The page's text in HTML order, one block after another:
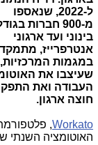
ל-2022, שנאספו
מ-900 חברות
בינוני ועד ארגוני
אנטרפרייז, מתמקד
במגמות המרכזיות,
שעיצבו את
העבודה ואת
חוצה ארגון.
Workato
,